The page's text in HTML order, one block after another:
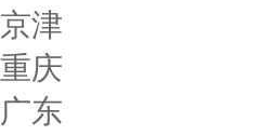
京津
重庆
广东